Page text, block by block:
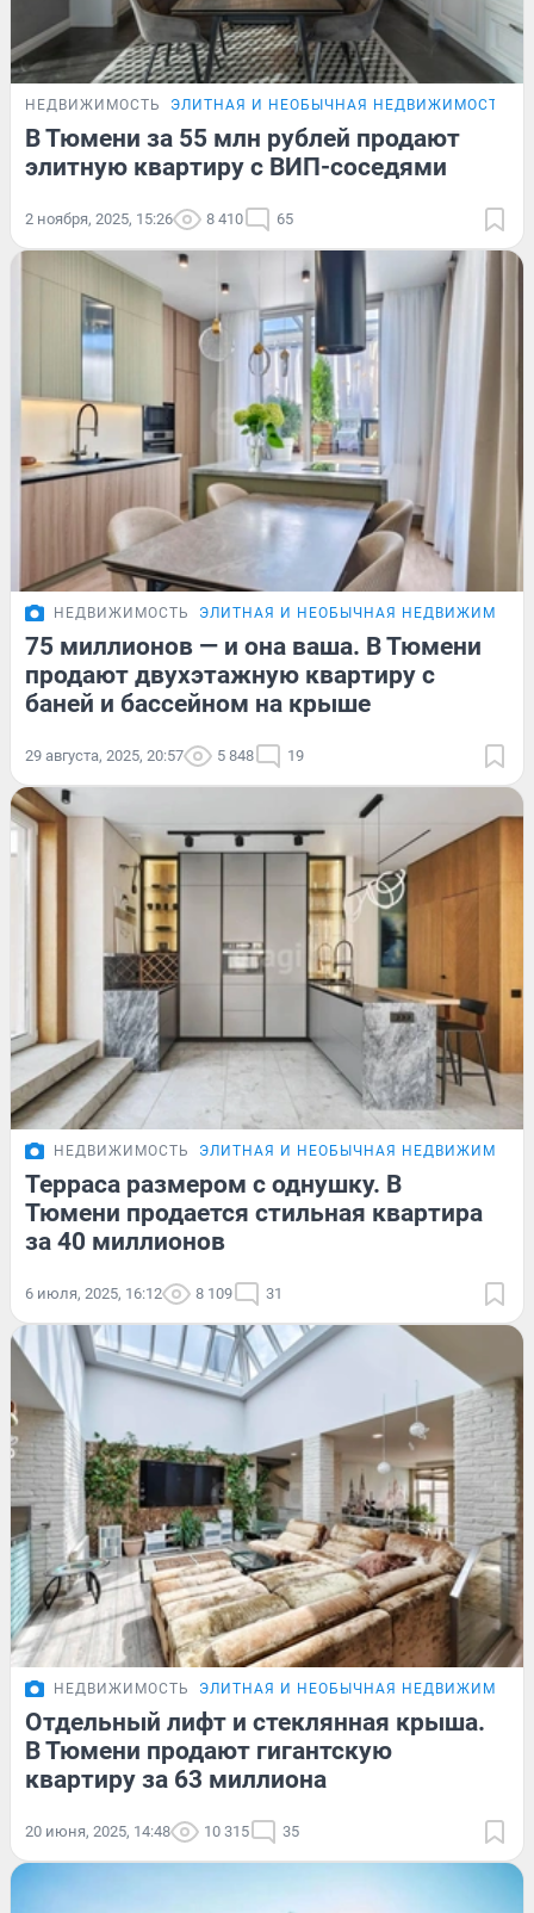
НЕДВИЖИМОСТЬ ЭЛИТНАЯ И НЕОБЫЧНАЯ НЕДВИЖИМОСТЬ
В Тюмени за 55 млн рублей продают
элитную квартиру с ВИП-соседями
2 ноября, 2025, 15:26 8 410 65
НЕДВИЖИМОСТЬ ЭЛИТНАЯ И НЕОБЫЧНАЯ
75 миллионов — и она ваша. В Тюмени
продают двухэтажную квартиру с
баней и бассейном на крыше
29 августа, 2025, 20:57 5 848 19
НЕДВИЖИМОСТЬ ЭЛИТНАЯ И НЕОБЫЧНАЯ
Терраса размером с однушку. В
Тюмени продается стильная квартира
за 40 миллионов
6 июля, 2025, 16:12 8 109 31
НЕДВИЖИМОСТЬ ЭЛИТНАЯ И НЕОБЫЧНАЯ
Отдельный лифт и стеклянная крыша.
В Тюмени продают гигантскую
квартиру за 63 миллиона
20 июня, 2025, 14:48 10 315 35